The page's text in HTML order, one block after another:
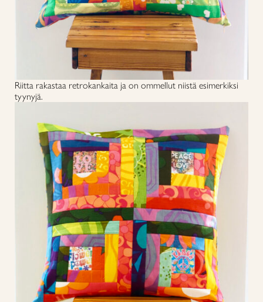
Riitta rakastaa retrokankaita ja on ommellut niistä esimerkiksi
tyynyjä.